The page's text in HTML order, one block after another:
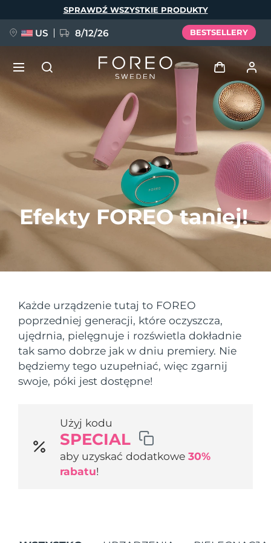
Efekty FOREO taniej!
Każde urządzenie tutaj to FOREO
poprzedniej generacji, które oczyszcza,
ujędrnia, pielęgnuje i rozświetla dokładnie
tak samo dobrze jak w dniu premiery. Nie
będziemy tego uzupełniać, więc zgarnij
swoje, póki jest dostępne!
Użyj kodu
SPECIAL
aby uzyskać dodatkowe30%
rabatu!
SPRAWDŹ WSZYSTKIE PRODUKTY
US 8/12/26 BESTSELLERY
Zaloguj
Profil użytkownika
Moje urządzenia
Moje zamówienia
Moje adresy
Moje subskrypcje
NOWOŚĆ
FAQ™ Pure Beauty-Tech Elixir
BREAKING NEWS
FAQ™ Dual LED Panel
POPULARNY
Specjalne oferty Bestsellery
Język
Deutsch
Español
Italiano
Português
Polski
Svenska
Русский
繁體中文
Kraj dostawy
Stany Zjednoczone
Oczekiwany czas dostawy
Wielka Brytania
Oczekiwany czas dostawy
8/11/26
Hiszpania
Oczekiwany czas dostawy
Australia
Oczekiwany czas dostawy